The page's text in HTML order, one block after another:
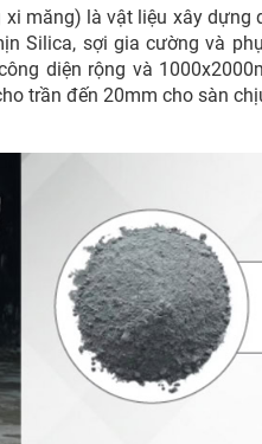
măng) là vật liệu xây
Silica, sợi gia cường và
diện rộng và
trần đến 20mm cho sàn